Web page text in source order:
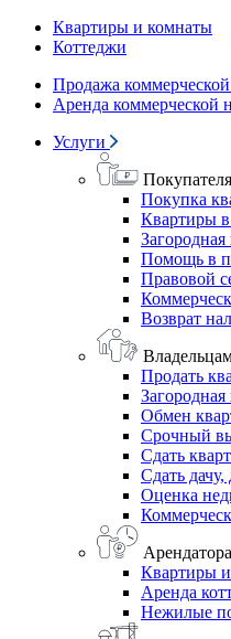
Квартиры и комнаты
Коттеджи
Продажа
Аренда коммерческой
Услуги
Покупка
Квартиры
Помощь в
Правовой
Возврат
Продать
Обмен
Срочный
Сдать
Сдать
Оценка
Квартиры
Аренда
Нежилые